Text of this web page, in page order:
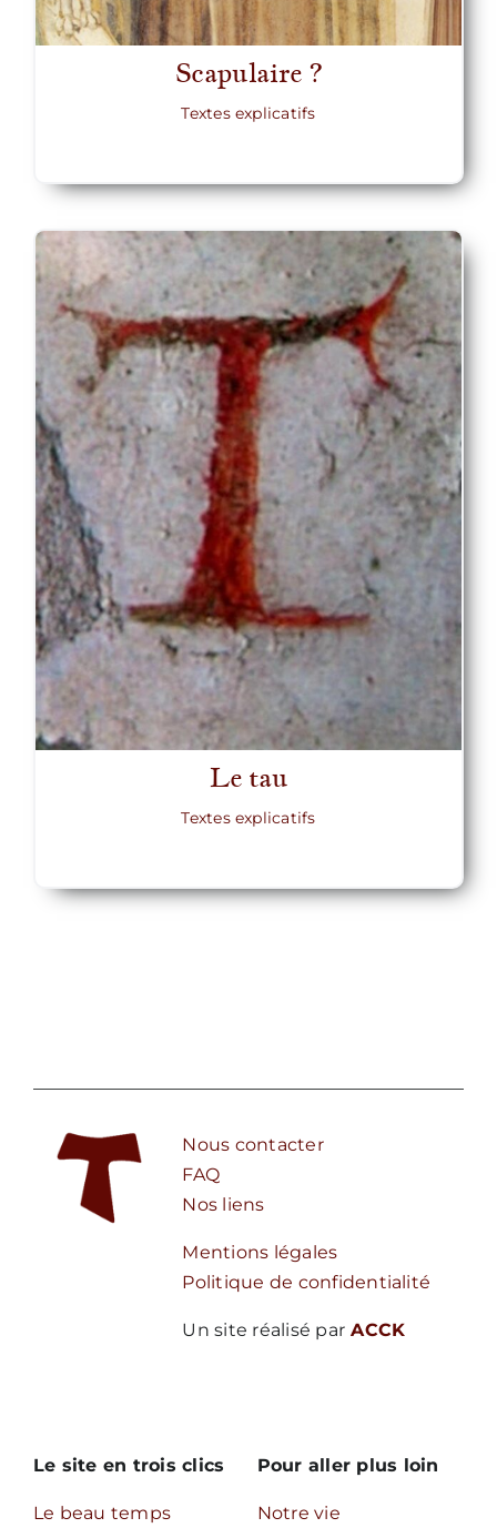
Scapulaire ?
Textes explicatifs
Le tau
Textes explicatifs
Le site en trois clics
Le beau temps
Pour aller plus loin
Notre vie
Nous contacter
FAQ
Nos liens
Mentions légales
Politique de confidentialité
Un site réalisé par ACCK